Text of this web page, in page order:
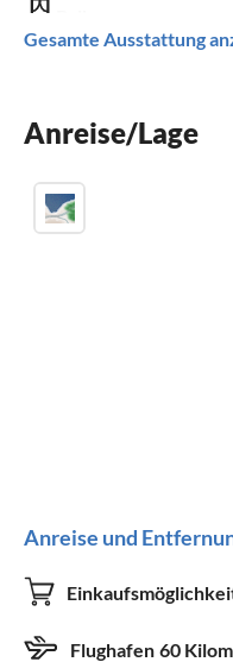
Parkplatz
für Rollstuhl nicht
Gesamte Ausstattung
Anreise/Lage
Anreise und
Flughafen 60